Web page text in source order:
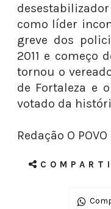
como líder
greve dos
2011 e começo
tornou o
de Fortaleza e
votado da
Redação O